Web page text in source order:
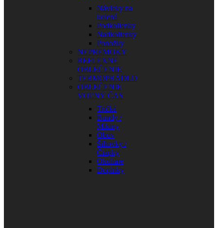
Návleky na
kolená
Podkolienky
Nadkolienky
Ponožky
NEPREMOKY
REFLEXNÉ
OBLEČENIE
TERMOPRÁDLO
OBLEČENIE
VOĽNÝ ČAS
Tričká
Bundy /
Mikiny
Obuv
Šiltovky /
Čiapky
Okuliare
Doplnky